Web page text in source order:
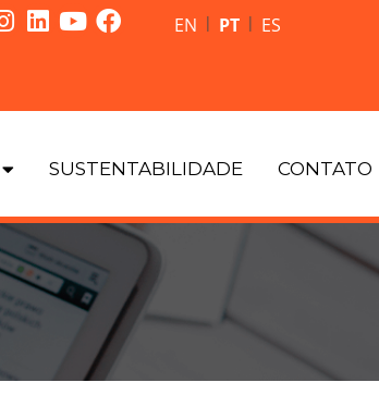
EN | PT | ES
SUSTENTABILIDADE CONTATO